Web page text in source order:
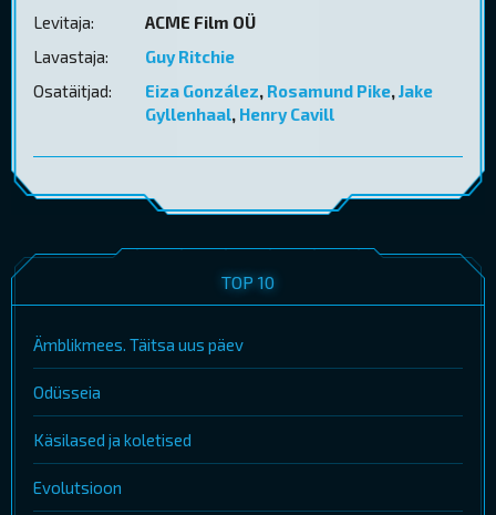
Levitaja:
ACME Film OÜ
Lavastaja:
Guy Ritchie
Osatäitjad:
Eiza González, Rosamund Pike,Jake
Gyllenhaal, Henry Cavill
TOP 10
Ämblikmees. Täitsa uus päev
Odüsseia
Käsilased ja koletised
Evolutsioon